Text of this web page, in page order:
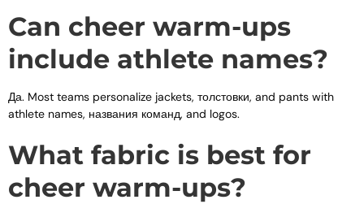
Can cheer warm-ups
include athlete names?
Да. Most teams personalize jackets, толстовки, and pants with
athlete names, названия команд, and logos.
What fabric is best for
cheer warm-ups?